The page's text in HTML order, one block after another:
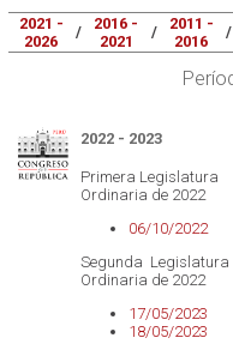
2021 -
2026
/
2016 -
2021
/
2011 -
2016
/
2022 - 2023
Primera Legislatura
Ordinaria de 2022
06/10/2022
Segunda Legislatura
Ordinaria de 2022
17/05/2023
18/05/2023